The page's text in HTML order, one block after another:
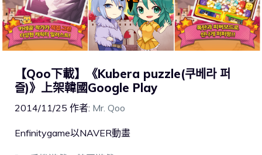
【Qoo下載】《Kubera puzzle(쿠베라 퍼
즐)》上架韓國Google Play
2014/11/25 作者: Mr. Qoo
Enfinitygame以NAVER動畫